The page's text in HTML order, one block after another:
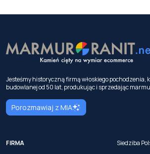
Jesteśmy historyczną firmą włoskiego pochodzenia,
budowlanej od 50 lat, produkując i sprzedając
Porozmawiaj z MIA
FIRMA
Siedziba